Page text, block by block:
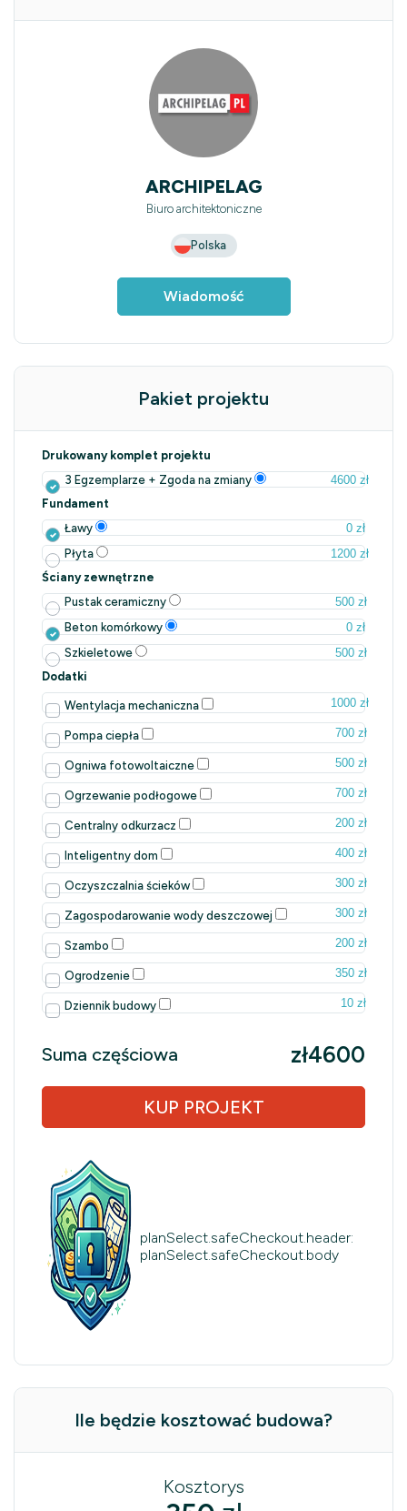
ARCHIPELAG
Biuro architektoniczne
Polska
Wiadomość
Pakiet projektu
Drukowany komplet projektu
3 Egzemplarze + Zgoda na zmiany
4600 zł
Fundament
Ławy
0 zł
Płyta
1200 zł
Ściany zewnętrzne
Pustak ceramiczny
500 zł
Beton komórkowy
0 zł
Szkieletowe
500 zł
Dodatki
Wentylacja mechaniczna 1000 zł
Pompa ciepła 700 zł
Ogniwa fotowoltaiczne 500 zł
Ogrzewanie podłogowe 700 zł
Centralny odkurzacz 200 zł
Inteligentny dom 400 zł
Oczyszczalnia ścieków 300 zł
Zagospodarowanie wody deszczowej 300 zł
Szambo 200 zł
Ogrodzenie 350 zł
Dziennik budowy 10 zł
Suma częściowa zł4600
KUP PROJEKT
planSelect.safeCheckout.header:
planSelect.safeCheckout.body
Ile będzie kosztować budowa?
Kosztorys